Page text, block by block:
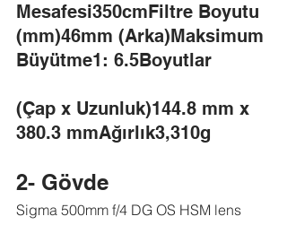
Mesafesi350cmFiltre Boyutu
(mm)46mm (Arka)Maksimum
Büyütme1: 6.5Boyutlar
(Çap x Uzunluk)144.8 mm x
380.3 mmAğırlık3,310g
2- Gövde
Sigma 500mm f/4 DG OS HSM lens